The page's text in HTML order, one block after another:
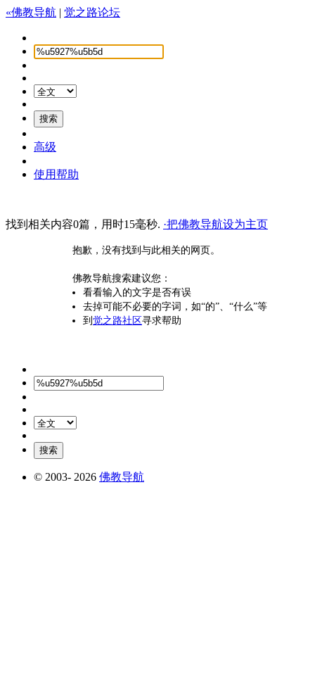
«佛教导航 | 觉之路论坛
高级
使用帮助
找到相关内容0篇，用时15毫秒. ·把佛教导航设为主页
抱歉，没有找到与此相关的网页。
佛教导航搜索建议您：
看看输入的文字是否有误
去掉可能不必要的字词，如“的”、“什么”等
到 觉之路社区寻求帮助
© 2003- 2026 佛教导航